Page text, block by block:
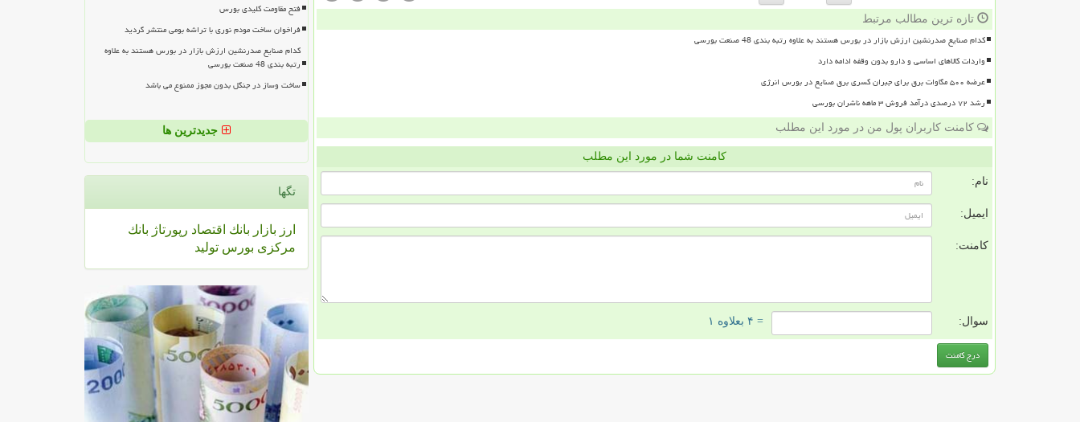
تازه ترین مطالب مرتبط
کدام صنایع صدرنشین ارزش بازار در بورس هستند به علاوه رتبه بندی 48 صنعت بورسی
واردات کالاهای اساسی و دارو بدون وقفه ادامه دارد
عرضه ۵۰۰ مگاوات برق برای جبران کسری برق صنایع در بورس انرژی
رشد ۷۲ درصدی درآمد فروش ۳ ماهه ناشران بورسی
کامنت کاربران پول من در مورد این مطلب
کامنت شما در مورد این مطلب
نام:
ایمیل:
کامنت:
سوال: = ۴ بعلاوه ۱
فتح مقاومت کلیدی بورس
فراخوان ساخت مودم نوری با تراشه بومی منتشر گردید
کدام صنایع صدرنشین ارزش بازار در بورس هستند به علاوه
رتبه بندی 48 صنعت بورسی
ساخت وساز در جنگل بدون مجوز ممنوع می باشد
جدیدترین ها
تگها
ارز بازار بانك اقتصاد رپورتاژ بانك
مركزی بورس تولید